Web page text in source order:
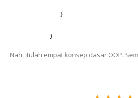
   }
}
Nah, itulah empat konsep dasar OOP.